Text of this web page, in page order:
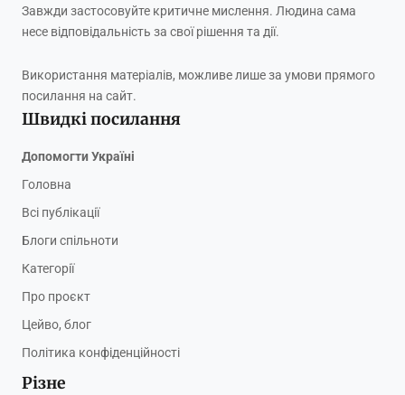
Завжди застосовуйте критичне мислення. Людина сама
несе відповідальність за свої рішення та дії.
Використання матеріалів, можливе лише за умови прямого
посилання на сайт.
Швидкі посилання
Допомогти Україні
Головна
Всі публікації
Блоги спільноти
Категорії
Про проєкт
Цейво, блог
Політика конфіденційності
Різне